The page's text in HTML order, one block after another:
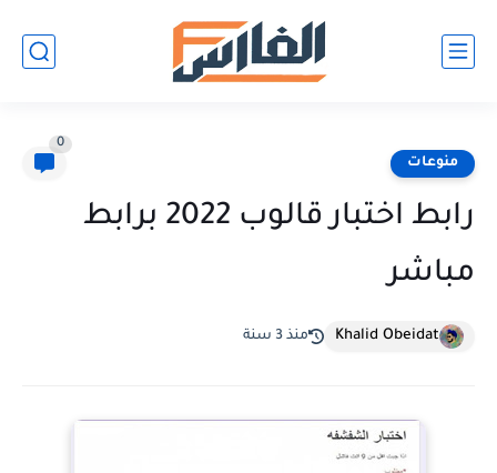
منوعات
0
رابط اختبار قالوب 2022 برابط
مباشر
Khalid Obeidat منذ 3 سنة